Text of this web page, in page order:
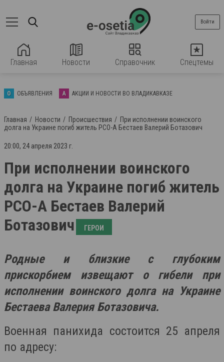
Главная Новости Справочник Спецтемы
Войти
О ОБЪЯВЛЕНИЯ А АКЦИИ И НОВОСТИ ВО ВЛАДИКАВКАЗЕ
Главная Новости Происшествия
При исполнении воинского
долга на Украине погиб житель РСО-А Бестаев Валерий Ботазович
20:00, 24 апреля 2023 г.
При исполнении воинского
долга на Украине погиб житель
РСО-А Бестаев Валерий
Ботазович
ГЕРОИ
Родные и близкие с глубоким
прискорбием извещают о гибели при
исполнении воинского долга на Украине
Бестаева Валерия Ботазовича.
Военная панихида состоится 25 апреля
по адресу: